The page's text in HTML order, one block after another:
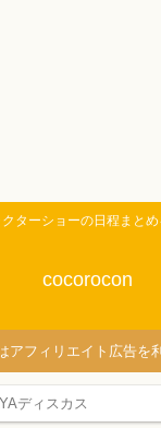
ターショーの日程まと
cocorocon
アフィリエイト広告を
ディスカス